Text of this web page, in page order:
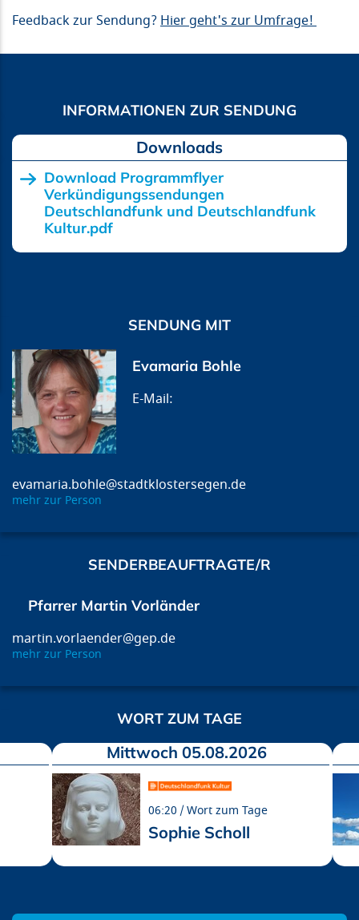
Feedback zur Sendung? Hier geht's zur Umfrage!
Downloads
Download Programmflyer
Verkündigungssendungen
Deutschlandfunk und Deutschlandfunk
Kultur.pdf
SENDUNG MIT
Evamaria Bohle
evamaria.bohle@stadtklostersegen.de
mehr zur Person
SENDERBEAUFTRAGTE/R
Pfarrer Martin Vorländer
martin.vorlaender@gep.de
mehr zur Person
WORT ZUM TAGE
Mittwoch 05.08.2026
06:20 Wort zum Tage
Sophie Scholl